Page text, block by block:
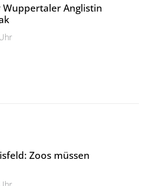
Anglistin
Anglistin Katharina Rennhak
Zoos müssen